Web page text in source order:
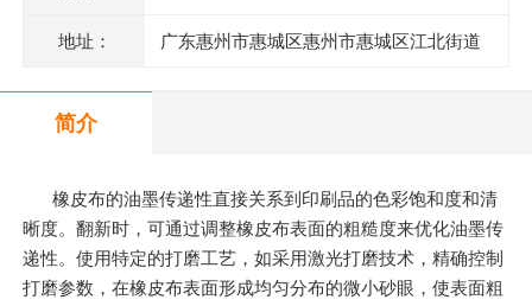
地址： 广东惠州市惠城区惠州市惠城区江北街道
简介
橡皮布的油墨传递性直接关系到印刷品的色彩饱和度和清
晰度。翻新时，可通过调整橡皮布表面的粗糙度来优化油墨传
递性。使用特定的打磨工艺，如采用激光打磨技术，精确控制
打磨参数，在橡皮布表面形成均匀分布的微小砂眼，使表面粗